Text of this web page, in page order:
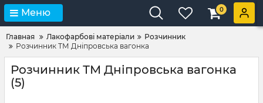
Меню 0
Главная Лакофарбові матеріали
Розчинник
Розчинник ТМ Дніпровська вагонка
Розчинник ТМ Дніпровська вагонка
(5)